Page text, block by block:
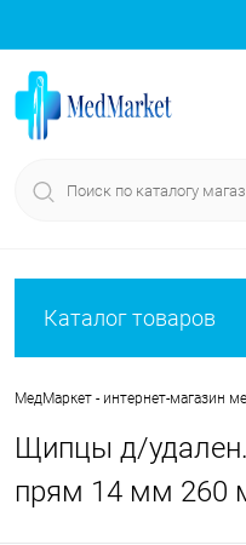
Каталог товаров
МедМаркет - интернет-магазин
Щипцы д/
прям 14 мм 260